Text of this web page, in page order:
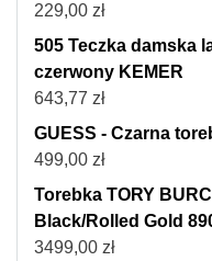
229,00 zł
505 Teczka damska
czerwony KEMER
643,77 zł
GUESS - Czarna
499,00 zł
Torebka TORY
Black/Rolled Gold
3499,00 zł